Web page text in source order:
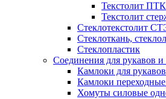
Текстолит
Текстолит
Стеклотекстолит
Стеклоткань,
Стеклопластик
Соединения для рукавов
Камлоки для рукавов
Камлоки переходные
Хомуты силовые